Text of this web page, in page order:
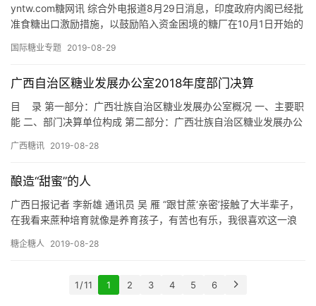
yntw.com糖网讯 综合外电报道8月29日消息，印度政府内阁已经批
准食糖出口激励措施，以鼓励陷入资金困境的糖厂在10月1日开始的
国际糖业专题 2019-08-29
广西自治区糖业发展办公室2018年度部门决算
目 录 第一部分：广西壮族自治区糖业发展办公室概况 一、主要职
能 二、部门决算单位构成 第二部分：广西壮族自治区糖业发展办公
广西糖讯 2019-08-28
酿造“甜蜜”的人
广西日报记者 李新雄 通讯员 吴 雁 “跟甘蔗‘亲密’接触了大半辈子，
在我看来蔗种培育就像是养育孩子，有苦也有乐，我很喜欢这一浪
糖企糖人 2019-08-28
1 / 11 1 2 3 4 5 6